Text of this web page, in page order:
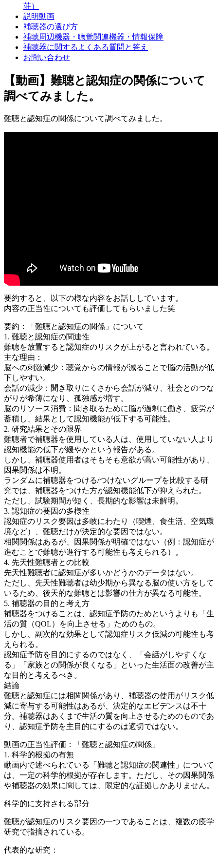
荘）
説明動画
補聴器の選び方
補聴周辺機器・聴覚関連機器・情報保障
補聴器に関するよくある質問と答え
お問い合わせ
【動画】難聴と認知症の関係について
調べてみました。
難聴と認知症の関係について調べてみました。
要約すると、以下の様な内容をお話ししています。
内容の正当性についても評価してもらいました笑
要約：「難聴と認知症の関係」について
1. 難聴と認知症の関連性
難聴を放置すると認知症のリスクが上がると言われている。
主な理由：
脳への刺激減少：聴覚からの情報が減ることで脳の活動が低
下しやすい。
会話の減少：聞き取りにくさから会話が減り、社会とのつな
がりが希薄になり、孤独感が増す。
脳のリソース消費：聞き取るために脳が過剰に働き、疲労が
蓄積し、結果として認知機能が低下する可能性。
2. 研究結果とその限界
難聴者で補聴器を使用している人は、使用していない人より
認知機能の低下が緩やかという報告がある。
しかし、補聴器使用者はそもそも意欲が高い可能性があり、
因果関係は不明。
ランダムに補聴器をつける/つけないグループを比較する研
究では、補聴器をつけた方が認知機能低下が抑えられた。
ただし、試験期間が短く、長期的な影響は未解明。
3. 認知症の要因の多様性
認知症のリスク要因は多岐にわたり（喫煙、食生活、空気環
境など）、難聴だけが決定的な要因ではない。
相関関係はあるが、因果関係が明確ではない（例：認知症が
進むことで難聴が進行する可能性も考えられる）。
4. 先天性難聴者との比較
先天性難聴者に認知症が多いかどうかのデータはない。
ただし、先天性難聴者は幼少期から異なる脳の使い方をして
いるため、後天的な難聴とは影響の仕方が異なる可能性。
5. 補聴器の目的と考え方
補聴器をつけることは、認知症予防のためというよりも「生
活の質（QOL）を向上させる」ためのもの。
しかし、副次的な効果として認知症リスク低減の可能性も考
えられる。
認知症予防を目的にするのではなく、「会話がしやすくな
る」「家族との関係が良くなる」といった生活面の改善が主
な目的と考えるべき。
結論
難聴と認知症には相関関係があり、補聴器の使用がリスク低
減に寄与する可能性はあるが、決定的なエビデンスは不十
分。補聴器はあくまで生活の質を向上させるためのものであ
り、認知症予防を主目的にするのは適切ではない。
動画の正当性評価：「難聴と認知症の関係」
1. 科学的根拠の有無
動画内で述べられている「難聴と認知症の関連性」について
は、一定の科学的根拠が存在します。ただし、その因果関係
や補聴器の効果に関しては、限定的な証拠しかありません。
科学的に支持される部分
難聴が認知症のリスク要因の一つであることは、複数の疫学
研究で指摘されている。
代表的な研究：